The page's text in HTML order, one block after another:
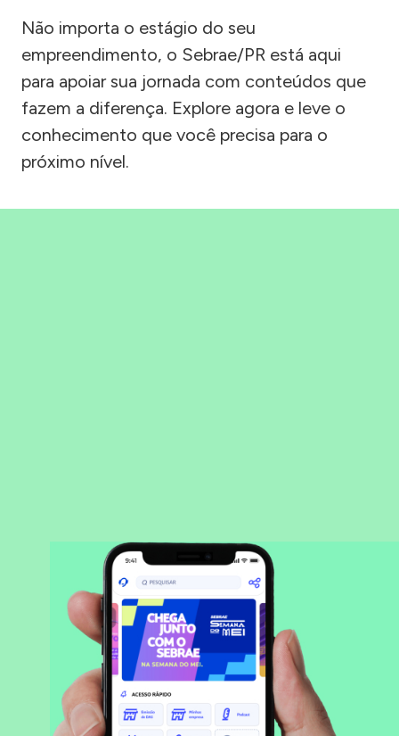
Não importa o estágio do seu
empreendimento, o Sebrae/PR está aqui
para apoiar sua jornada com conteúdos que
fazem a diferença. Explore agora e leve o
conhecimento que você precisa para o
próximo nível.